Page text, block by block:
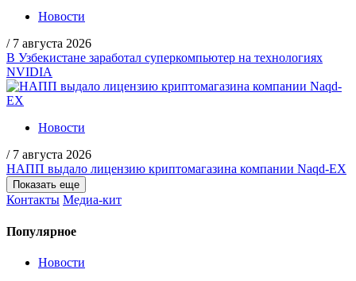
Новости
/ 7 августа 2026
В Узбекистане заработал суперкомпьютер на технологиях
NVIDIA
Новости
/ 7 августа 2026
НАПП выдало лицензию криптомагазина компании Naqd-EX
Показать еще
Контакты Медиа-кит
Популярное
Новости